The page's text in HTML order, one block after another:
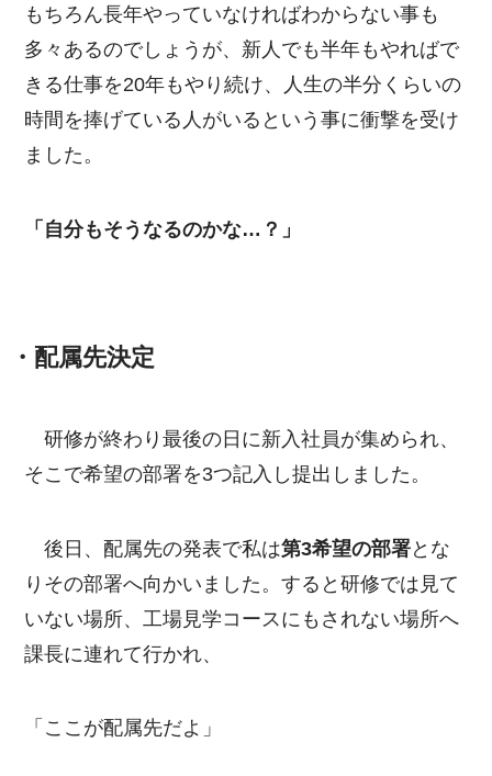
もちろん長年やっていなければわからない事も
多々あるのでしょうが、新人でも半年もやればで
きる仕事を20年もやり続け、人生の半分くらいの
時間を捧げている人がいるという事に衝撃を受け
ました。
「自分もそうなるのかな…？」
・配属先決定
研修が終わり最後の日に新入社員が集められ、
そこで希望の部署を3つ記入し提出しました。
後日、配属先の発表で私は第3希望の部署とな
りその部署へ向かいました。すると研修では見て
いない場所、工場見学コースにもされない場所へ
課長に連れて行かれ、
「ここが配属先だよ」